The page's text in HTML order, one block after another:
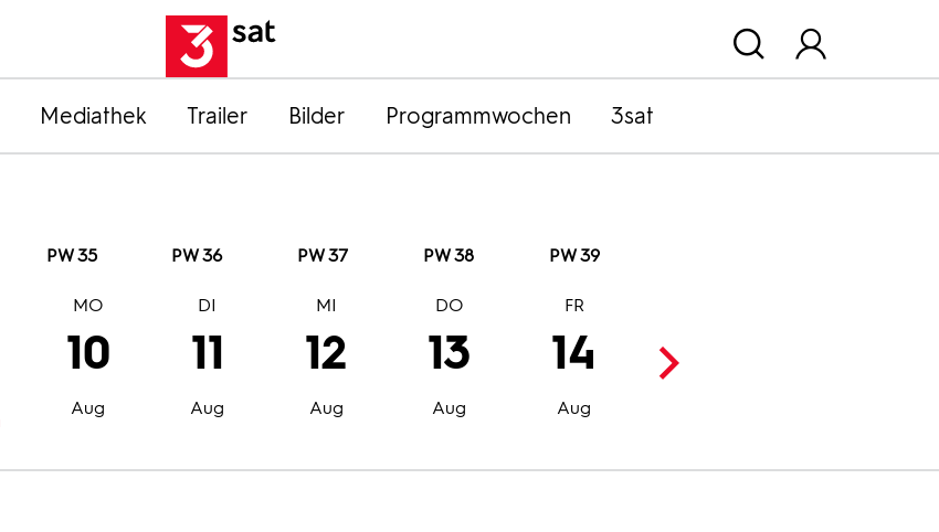
Mediathek Trailer Bilder Programmwochen 3sat
PW 35 PW 36 PW 37 PW 38 PW 39
10
Aug
MO
11
Aug
DI
12
Aug
MI
13
Aug
DO
14
Aug
FR
15